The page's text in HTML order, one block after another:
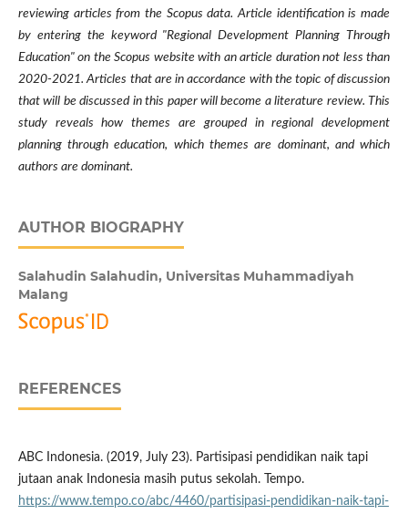
reviewing articles from the Scopus data. Article identification is made
by entering the keyword "Regional Development Planning Through
Education" on the Scopus website with an article duration not less than
2020-2021. Articles that are in accordance with the topic of discussion
that will be discussed in this paper will become a literature review. This
study reveals how themes are grouped in regional development
planning through education, which themes are dominant, and which
authors are dominant.
AUTHOR BIOGRAPHY
Salahudin Salahudin, Universitas Muhammadiyah
Malang
REFERENCES
ABC Indonesia. (2019, July 23). Partisipasi pendidikan naik tapi
jutaan anak Indonesia masih putus sekolah. Tempo.
https://www.tempo.co/abc/4460/partisipasi-pendidikan-naik-tapi-